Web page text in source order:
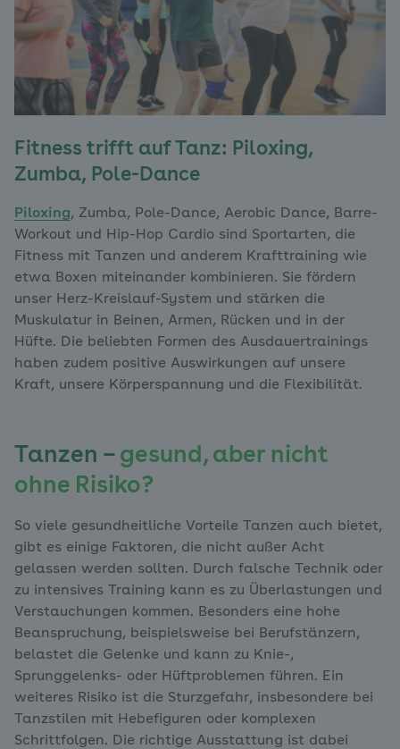
Fitness trifft auf Tanz: Piloxing,
Zumba, Pole-Dance
Piloxing, Zumba, Pole-Dance, Aerobic Dance, Barre-
Workout und Hip-Hop Cardio sind Sportarten, die
Fitness mit Tanzen und anderem Krafttraining wie
etwa Boxen miteinander kombinieren. Sie fördern
unser Herz-Kreislauf-System und stärken die
Muskulatur in Beinen, Armen, Rücken und in der
Hüfte. Die beliebten Formen des Ausdauertrainings
haben zudem positive Auswirkungen auf unsere
Kraft, unsere Körperspannung und die Flexibilität.
Tanzen – gesund, aber nicht
ohne Risiko?
So viele gesundheitliche Vorteile Tanzen auch bietet,
gibt es einige Faktoren, die nicht außer Acht
gelassen werden sollten. Durch falsche Technik oder
zu intensives Training kann es zu Überlastungen und
Verstauchungen kommen. Besonders eine hohe
Beanspruchung, beispielsweise bei Berufstänzern,
belastet die Gelenke und kann zu Knie-,
Sprunggelenks- oder Hüftproblemen führen. Ein
weiteres Risiko ist die Sturzgefahr, insbesondere bei
Tanzstilen mit Hebefiguren oder komplexen
Schrittfolgen. Die richtige Ausstattung ist dabei